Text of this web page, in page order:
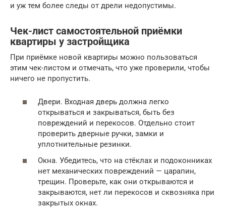
и уж тем более следы от дрели недопустимы.
Чек-лист самостоятельной приёмки
квартиры у застройщика
При приёмке новой квартиры можно пользоваться
этим чек-листом и отмечать, что уже проверили, чтобы
ничего не пропустить.
Двери. Входная дверь должна легко
открываться и закрываться, быть без
повреждений и перекосов. Отдельно стоит
проверить дверные ручки, замки и
уплотнительные резинки.
Окна. Убедитесь, что на стёклах и подоконниках
нет механических повреждений — царапин,
трещин. Проверьте, как они открываются и
закрываются, нет ли перекосов и сквозняка при
закрытых окнах.